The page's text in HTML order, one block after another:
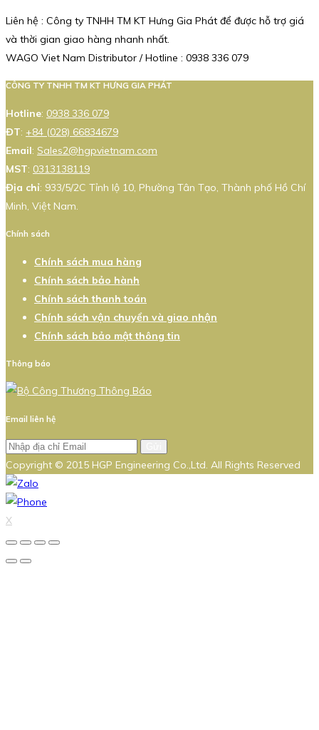
Liên hệ : Công ty TNHH TM KT Hưng Gia Phát để được hỗ trợ giá
và thời gian giao hàng nhanh nhất.
WAGO Viet Nam Distributor / Hotline : 0938 336 079
CÔNG TY TNHH TM KT HƯNG GIA PHÁT
Hotline: 0938 336 079
ĐT: +84 (028) 66834679
Email: Sales2@hgpvietnam.com
MST: 0313138119
Địa chỉ: 933/5/2C Tỉnh lộ 10, Phường Tân Tạo, Thành phố Hồ Chí
Minh, Việt Nam.
Chính sách
Chính sách mua hàng
Chính sách bảo hành
Chính sách thanh toán
Chính sách vận chuyển và giao nhận
Chính sách bảo mật thông tin
Thông báo
Email liên hệ
Copyright © 2015 HGP Engineering Co.,Ltd. All Rights Reserved
X